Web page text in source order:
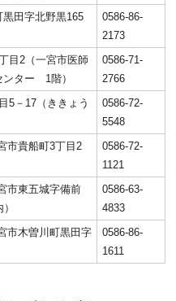
田字北野黒165
0586-86-
2173
目2（一宮市医師
ンター 1階）
0586-71-
2766
5－17（ききょう
0586-72-
5548
市貴船町3丁目2
0586-72-
1121
市東五城字備前
0586-63-
4833
市木曽川町黒田字
0586-86-
1611